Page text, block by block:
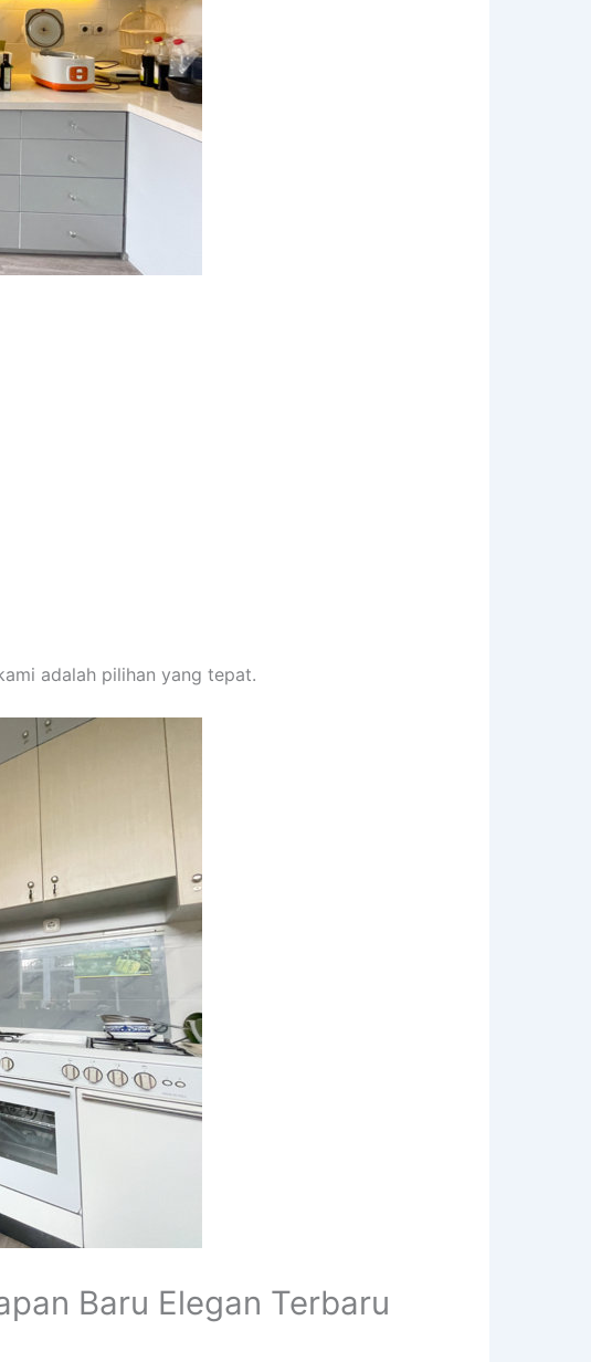
adalah pilihan yang tepat.
Baru Elegan Terbaru